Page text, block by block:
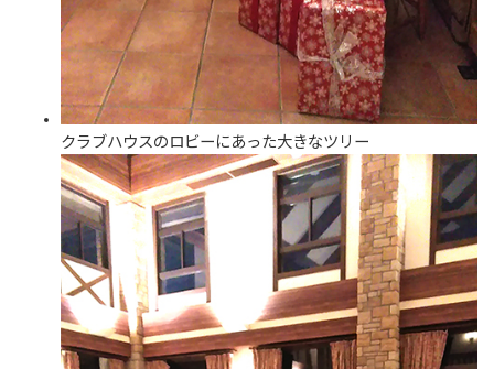
クラブハウスのロビーにあった大きなツリー